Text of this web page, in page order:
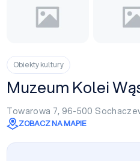
Obiekty kultury
Muzeum Kolei
Towarowa 7, 96-500
ZOBACZ NA MAPIE